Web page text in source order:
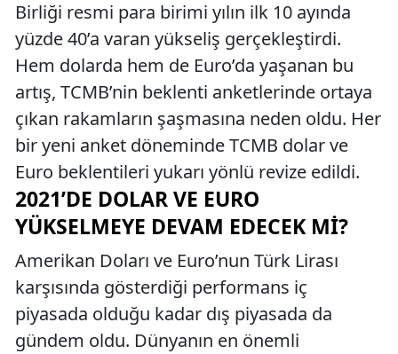
Birliği resmi para birimi yılın ilk 10 ayında
yüzde 40’a varan yükseliş gerçekleştirdi.
Hem dolarda hem de Euro’da yaşanan bu
artış, TCMB’nin beklenti anketlerinde ortaya
çıkan rakamların şaşmasına neden oldu. Her
bir yeni anket döneminde TCMB dolar ve
Euro beklentileri yukarı yönlü revize edildi.
2021’DE DOLAR VE EURO
YÜKSELMEYE DEVAM EDECEK MI?
Amerikan Doları ve Euro’nun Türk Lirası
karşısında gösterdiği performans iç
piyasada olduğu kadar dış piyasada da
gündem oldu. Dünyanın en önemli